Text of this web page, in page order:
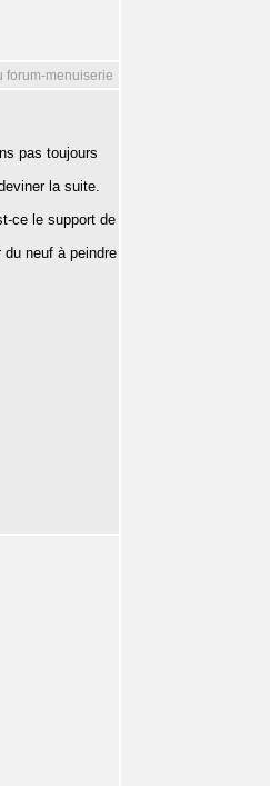
forum-menuiserie
pas toujours
la suite.
ce le support de
neuf à peindre